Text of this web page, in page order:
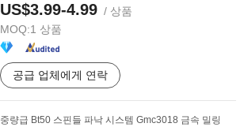
US$3.99-4.99 / 상품
MOQ:1 상품
공급 업체에게 연락
중량급 Bt50 스핀들 파낙 시스템 Gmc3018 금속 밀링